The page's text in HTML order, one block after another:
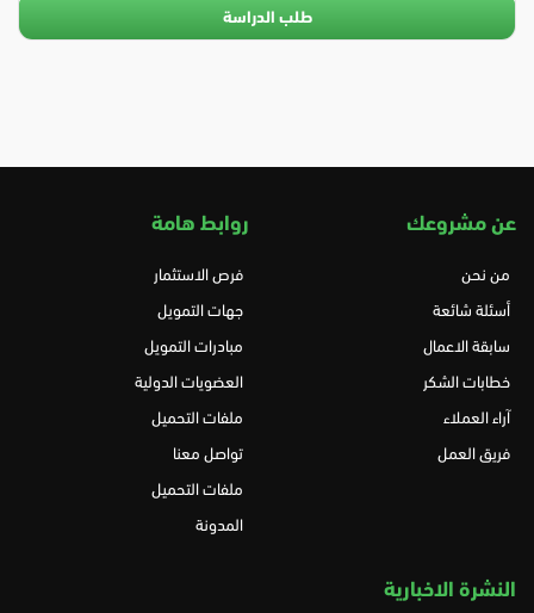
طلب الدراسة
عن مشروعك
من نحن
أسئلة شائعة
سابقة الاعمال
خطابات الشكر
آراء العملاء
فريق العمل
روابط هامة
فرص الاستثمار
جهات التمويل
مبادرات التمويل
العضويات الدولية
ملفات التحميل
تواصل معنا
ملفات التحميل
المدونة
النشرة الاخبارية